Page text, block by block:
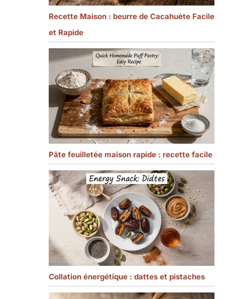
Recette Maison : beurre de Cacahuète Facile
et Rapide
Pâte feuilletée maison rapide : recette facile
Collation énergétique : dattes et pistaches